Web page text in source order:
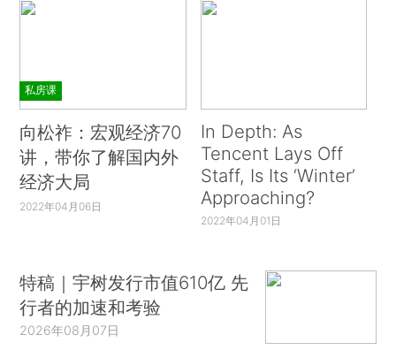
私房课
向松祚：宏观经济70
讲，带你了解国内外
经济大局
2022年04月06日
In Depth: As
Tencent Lays Off
Staff, Is Its ‘Winter’
Approaching?
2022年04月01日
特稿｜宇树发行市值610亿 先
行者的加速和考验
2026年08月07日